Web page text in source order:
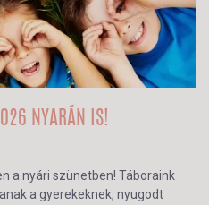
NYARÁN IS!
a nyári szünetben! Táboraink
a gyerekeknek, nyugodt